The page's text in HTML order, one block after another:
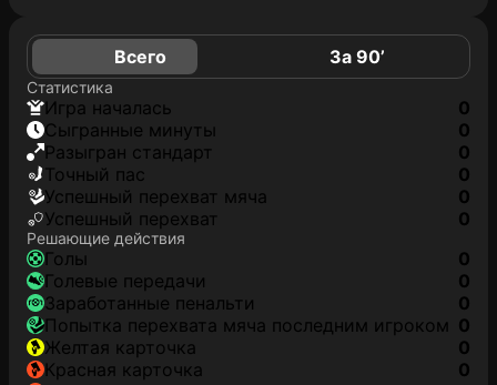
Всего За 90’
Статистика
игра началась
0
сыгранные минуты
0
разыгран стандарт
0
точный пас
0
успешный перехват мяча
0
успешный перехват
0
Решающие действия
голы
0
голевые передачи
0
заработанные пенальти
0
попытка перехвата мяча последним игроком 0
желтая карточка
0
красная карточка
0